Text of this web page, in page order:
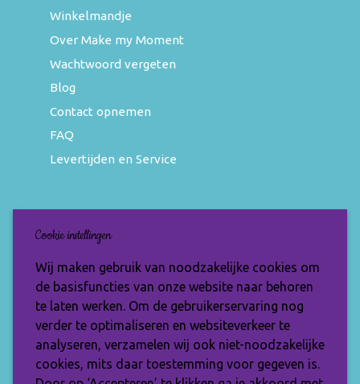
Winkelmandje
Over Make my Moment
Wachtwoord vergeten
Blog
Contact opnemen
FAQ
Levertijden en Service
Nieuwsbrief
Wil jij op de hoogte blijven van de nieuwste
items en speciale aanbiedingen? Vul je e-
mailadres dan in en ontvang de Make My
Moment nieuwsbrief.
Cookie instellingen
Wij maken gebruik van noodzakelijke cookies om
de basisfuncties van onze website naar behoren
te laten werken. Om de gebruikerservaring nog
verder te optimaliseren en websiteverkeer te
analyseren, verzamelen wij ook niet-noodzakelijke
cookies, mits daar toestemming voor gegeven is.